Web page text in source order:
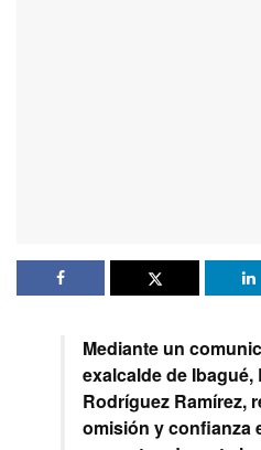
Mediante un
exalcalde de
Rodríguez Ramírez,
omisión y confianza